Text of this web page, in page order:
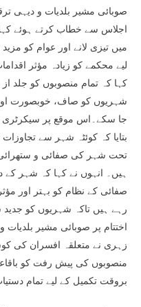
صوبائی مشیر بلدیات و دیہی
اجلاس سے خطاب کرتے ہوئے
میں تیزی لانے اور عوام کو
لیے محکمے کو زیادہ مؤثر
کہا کہ تمام منصوبوں کو جلد از
شہریوں کو صاف، خوبصورت اور
جا سکے۔اس موقع پر سیکرٹری
بتایا کہ کوئٹہ شہر سے
تحت شہر کی صفائی و ستھرائی
ہیں۔ انہوں نے کہا کہ شہر کے
صفائی کے نظام کو بہتر اور
رہے ہیں تاکہ شہریوں کو
اختتام پر صوبائی مشیر
زہری نے متعلقہ افسران کی
منصوبوں کی پیش رفت کو
بروقت تکمیل کے لیے تمام